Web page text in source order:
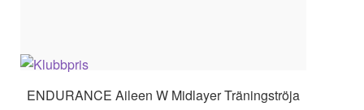
ENDURANCE Aileen W Midlayer Träningströja